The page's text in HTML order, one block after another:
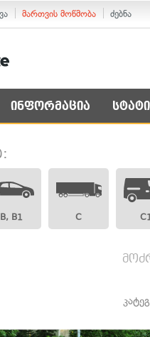
მართვის მოწმობა ძებნა
ინფორმაცია
B, B1 C